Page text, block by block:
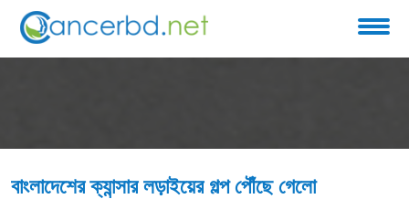
বাংলাদেশের ক্যান্সার লড়াইয়ের গল্প পৌঁছে গেলো